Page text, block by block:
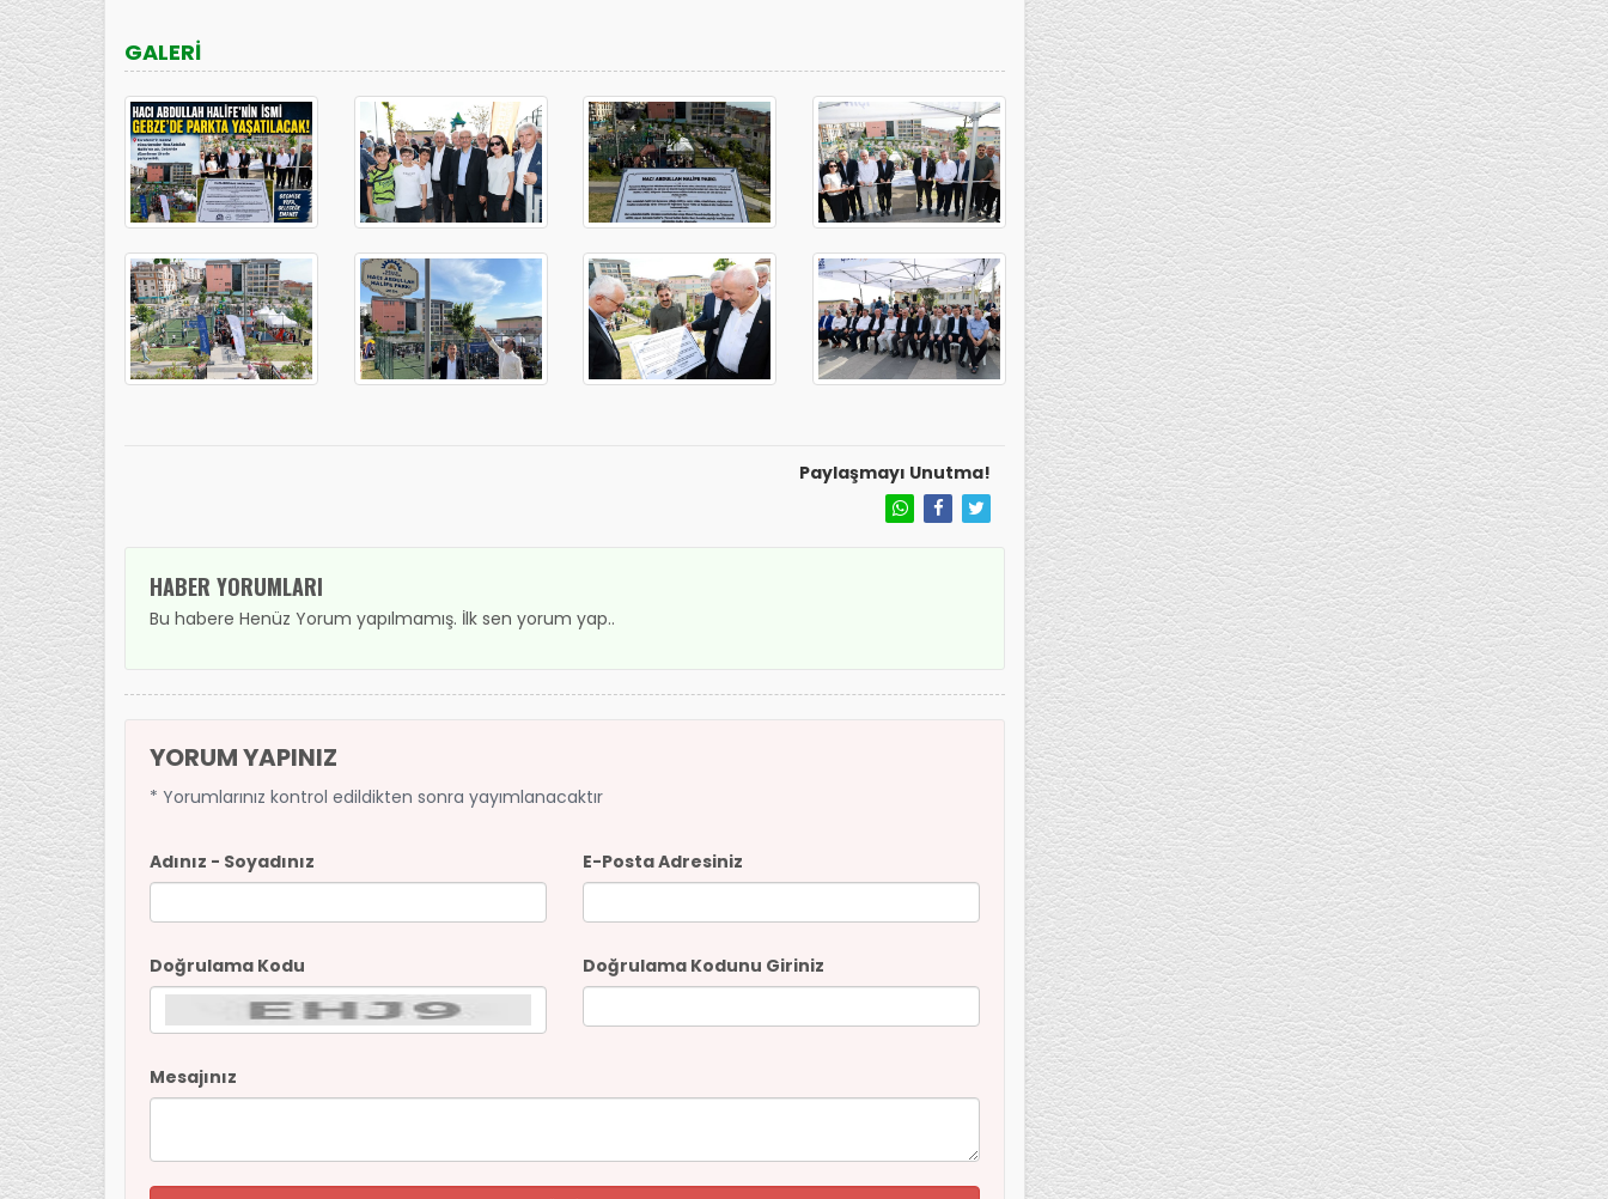
GALERİ
Paylaşmayı Unutma!
HABER YORUMLARI
Bu habere Henüz Yorum yapılmamış. İlk sen yorum yap..
YORUM YAPINIZ
* Yorumlarınız kontrol edildikten sonra yayımlanacaktır
Adınız - Soyadınız E-Posta Adresiniz
Doğrulama Kodu Doğrulama Kodunu Giriniz
Mesajınız